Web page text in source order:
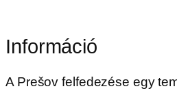
Információ
A Prešov felfedezése egy